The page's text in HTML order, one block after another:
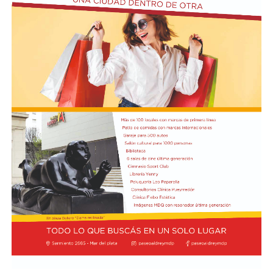
Finalmente, sostuvo que la intervención de la UNESCO
representa un respaldo internacional a los reclamos que
las comunidades costeras vienen realizando desde el
inicio del proyecto y expresó su expectativa de que el
pronunciamiento contribuya a una revisión más
profunda de sus impactos ambientales antes de que las
obras continúen. Radio Encuentro de Viedma
Según la denuncia, durante la manifestación de
organizaciones sociales, sindicales y políticas en las
inmediaciones del Senado, un grupo de manifestantes
arrojó piedras, escombros y otros objetos contundentes
contra los efectivos de las fuerzas federales de seguridad
apostados en el lugar, y que se rompieron baldosas y
bancos públicos para usarlos como proyectiles. También
se registraron daños en estructuras edilicias y en
vehículos policiales.
El Ministerio de Seguridad Nacional solicitó al juzgado
que ordene preservar los registros fílmicos de los
hechos, que se libre oficio al Gobierno porteño y al
Congreso para que informen la totalidad de los daños y
el perjuicio económico, y adelantó que se encuentra
evaluando aportar elementos de prueba adicionales